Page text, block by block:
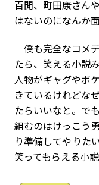
百閒、町田康さん
はないのになんか
僕も完全なコメ
たら、笑える小説
人物がギャグやボ
きているけれどな
たらいいなと。で
組むのはけっこう
り準備してやりた
笑ってもらえる小